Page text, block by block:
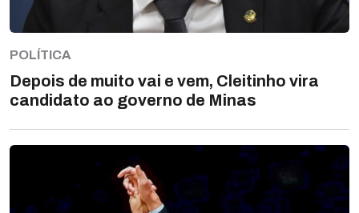
POLÍTICA
Depois de muito vai e vem, Cleitinho vira
candidato ao governo de Minas